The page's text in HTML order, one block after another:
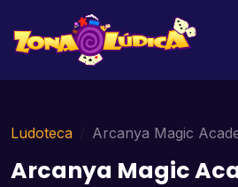
Ludoteca Arcanya Magic
Arcanya Magic